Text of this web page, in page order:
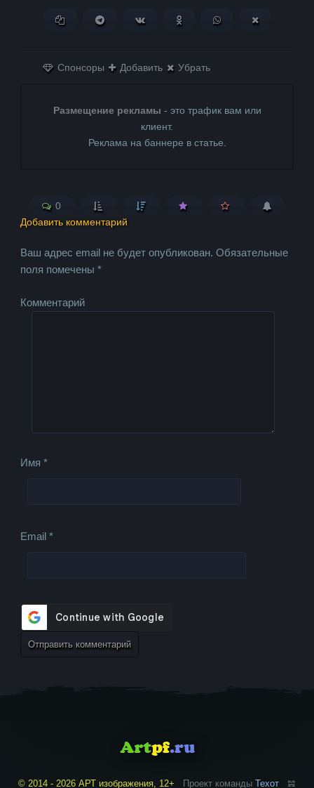
Копировать ссылкуПоделиться в Telegram
Поделиться ВКонтактеПоделиться в
Поделиться в
Спонсоры Добавить Убрать
Размещение рекламы - это трафик вам или
клиент.
Реклама на баннере в статье.
0
Добавить комментарий
Ваш адрес email не будет опубликован. Обязательные
поля помечены*
Комментарий
Имя*
Email*
© 2014 - 2026 АРТ изображения, 12+ Проект команды Техот 𝌴